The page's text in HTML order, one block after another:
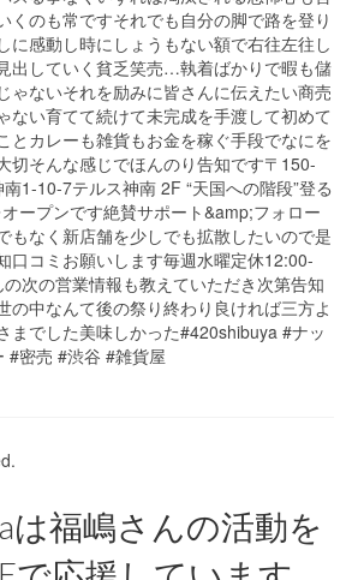
くのも常ですそれでも自分の脚で路を登り
に感動し時にしょうもない額で右往左往し
出していく貧乏笑売…執着ばかりで暇も儲
ゃないそれを励みに皆さんに伝えたい商売
ない育てて続けて未完成を手渡して初めて
とカレーも雑貨もお金を稼ぐ手段でなにを
切そんな感じでほんのり告知です〒150-
1-10-7テルス神南 2F “天国への階段”登る
ープンです絶賛サポート&amp;フォロー
もなく新店舗を少しでも拡散したいので是
口コミお願いします毎週水曜定休12:00-
次の営業情報も教えていただき次第告知
の中なんて後の祭り終わり良ければ三方よ
までした美味しかった#420shibuya #ナッ
#密売 #渋谷 #雑貨屋
は福嶋さんの活動を